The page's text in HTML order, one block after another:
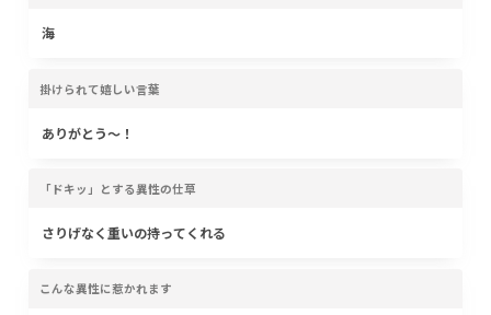
海
掛けられて嬉しい言葉
ありがとう〜！
「ドキッ」とする異性の仕草
さりげなく重いの持ってくれる
こんな異性に惹かれます